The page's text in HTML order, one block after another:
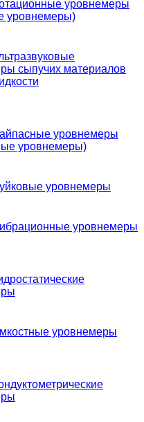
уровнемеры
уровнемеры)
сыпучих материалов
уровнемеры
уровнемеры)
уровнемеры
уровнемеры
уровнемеры